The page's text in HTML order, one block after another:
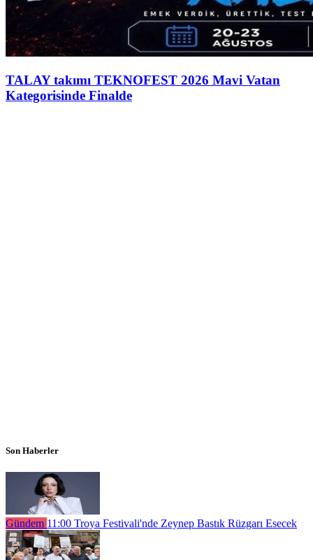
TALAY takımı TEKNOFEST 2026 Mavi Vatan
Kategorisinde Finalde
Son Haberler
Gündem 11:00 Troya Festivali'nde Zeynep Bastık Rüzgarı Esecek